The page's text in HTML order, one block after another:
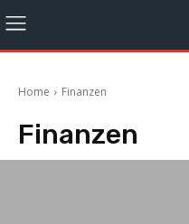
Home Finanzen
Finanzen